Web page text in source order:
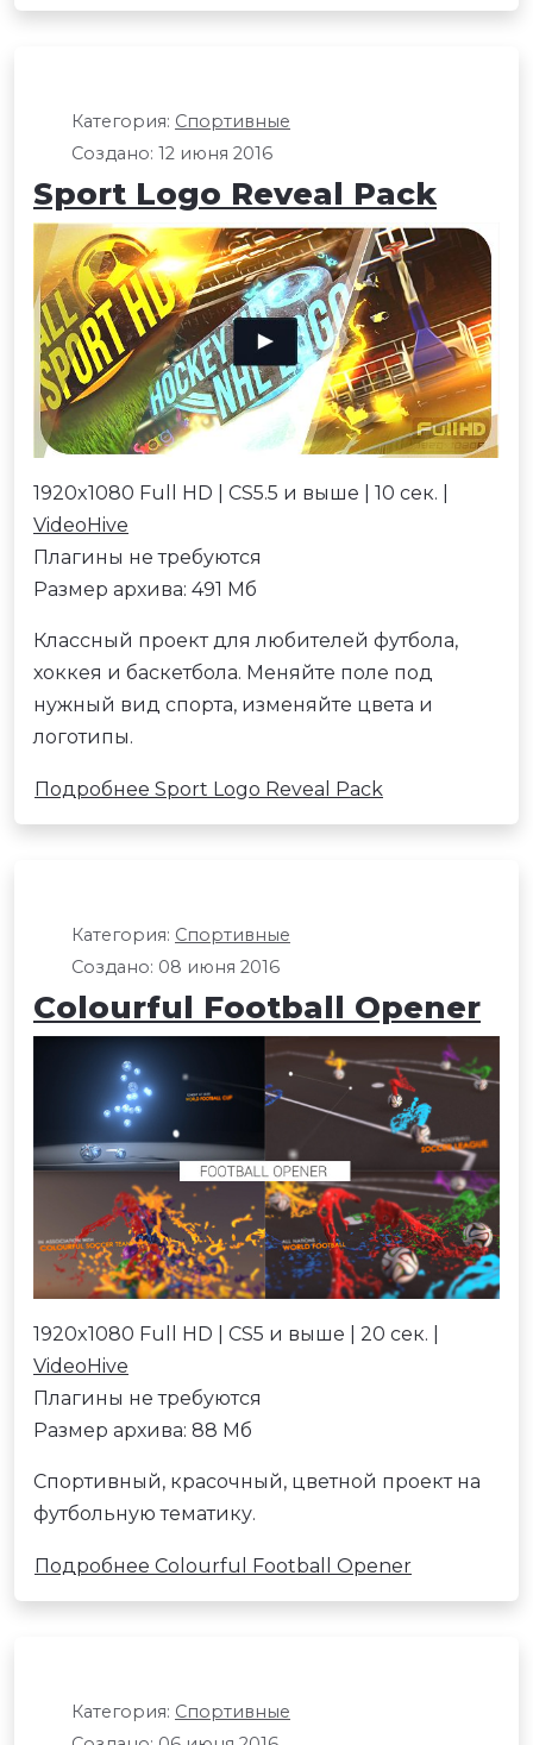
Категория: Спортивные
Создано: 12 июня 2016
Sport Logo Reveal Pack
1920x1080 Full HD | CS5.5 и выше | 10 сек. |
VideoHive
Плагины не требуются
Размер архива: 491 Мб
Классный проект для любителей футбола,
хоккея и баскетбола. Меняйте поле под
нужный вид спорта, изменяйте цвета и
логотипы.
Подробнее Sport Logo Reveal Pack
Категория: Спортивные
Создано: 08 июня 2016
Colourful Football Opener
1920x1080 Full HD | CS5 и выше | 20 сек. |
VideoHive
Плагины не требуются
Размер архива: 88 Мб
Спортивный, красочный, цветной проект на
футбольную тематику.
Подробнее Colourful Football Opener
Категория: Спортивные